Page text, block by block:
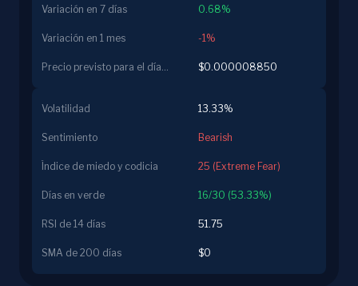
Variación en 7 días 0.68%
Variación en 1 mes -1%
Precio previsto para el día siguiente $0.000008850
Volatilidad 13.33%
Sentimiento Bearish
Índice de miedo y codicia 25 (Extreme Fear)
Días en verde 16/30 (53.33%)
RSI de 14 días 51.75
SMA de 200 días $0